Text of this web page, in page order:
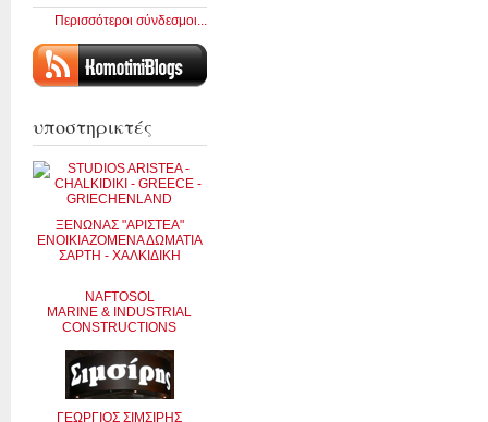
Περισσότεροι σύνδεσμοι...
υποστηρικτές
ΞΕΝΩΝΑΣ "ΑΡΙΣΤΕΑ"
ΕΝΟΙΚΙΑΖΟΜΕΝΑ ΔΩΜΑΤΙΑ
ΣΑΡΤΗ - ΧΑΛΚΙΔΙΚΗ
NAFTOSOL
MARINE & INDUSTRIAL
CONSTRUCTIONS
ΓΕΩΡΓΙΟΣ ΣΙΜΣΙΡΗΣ